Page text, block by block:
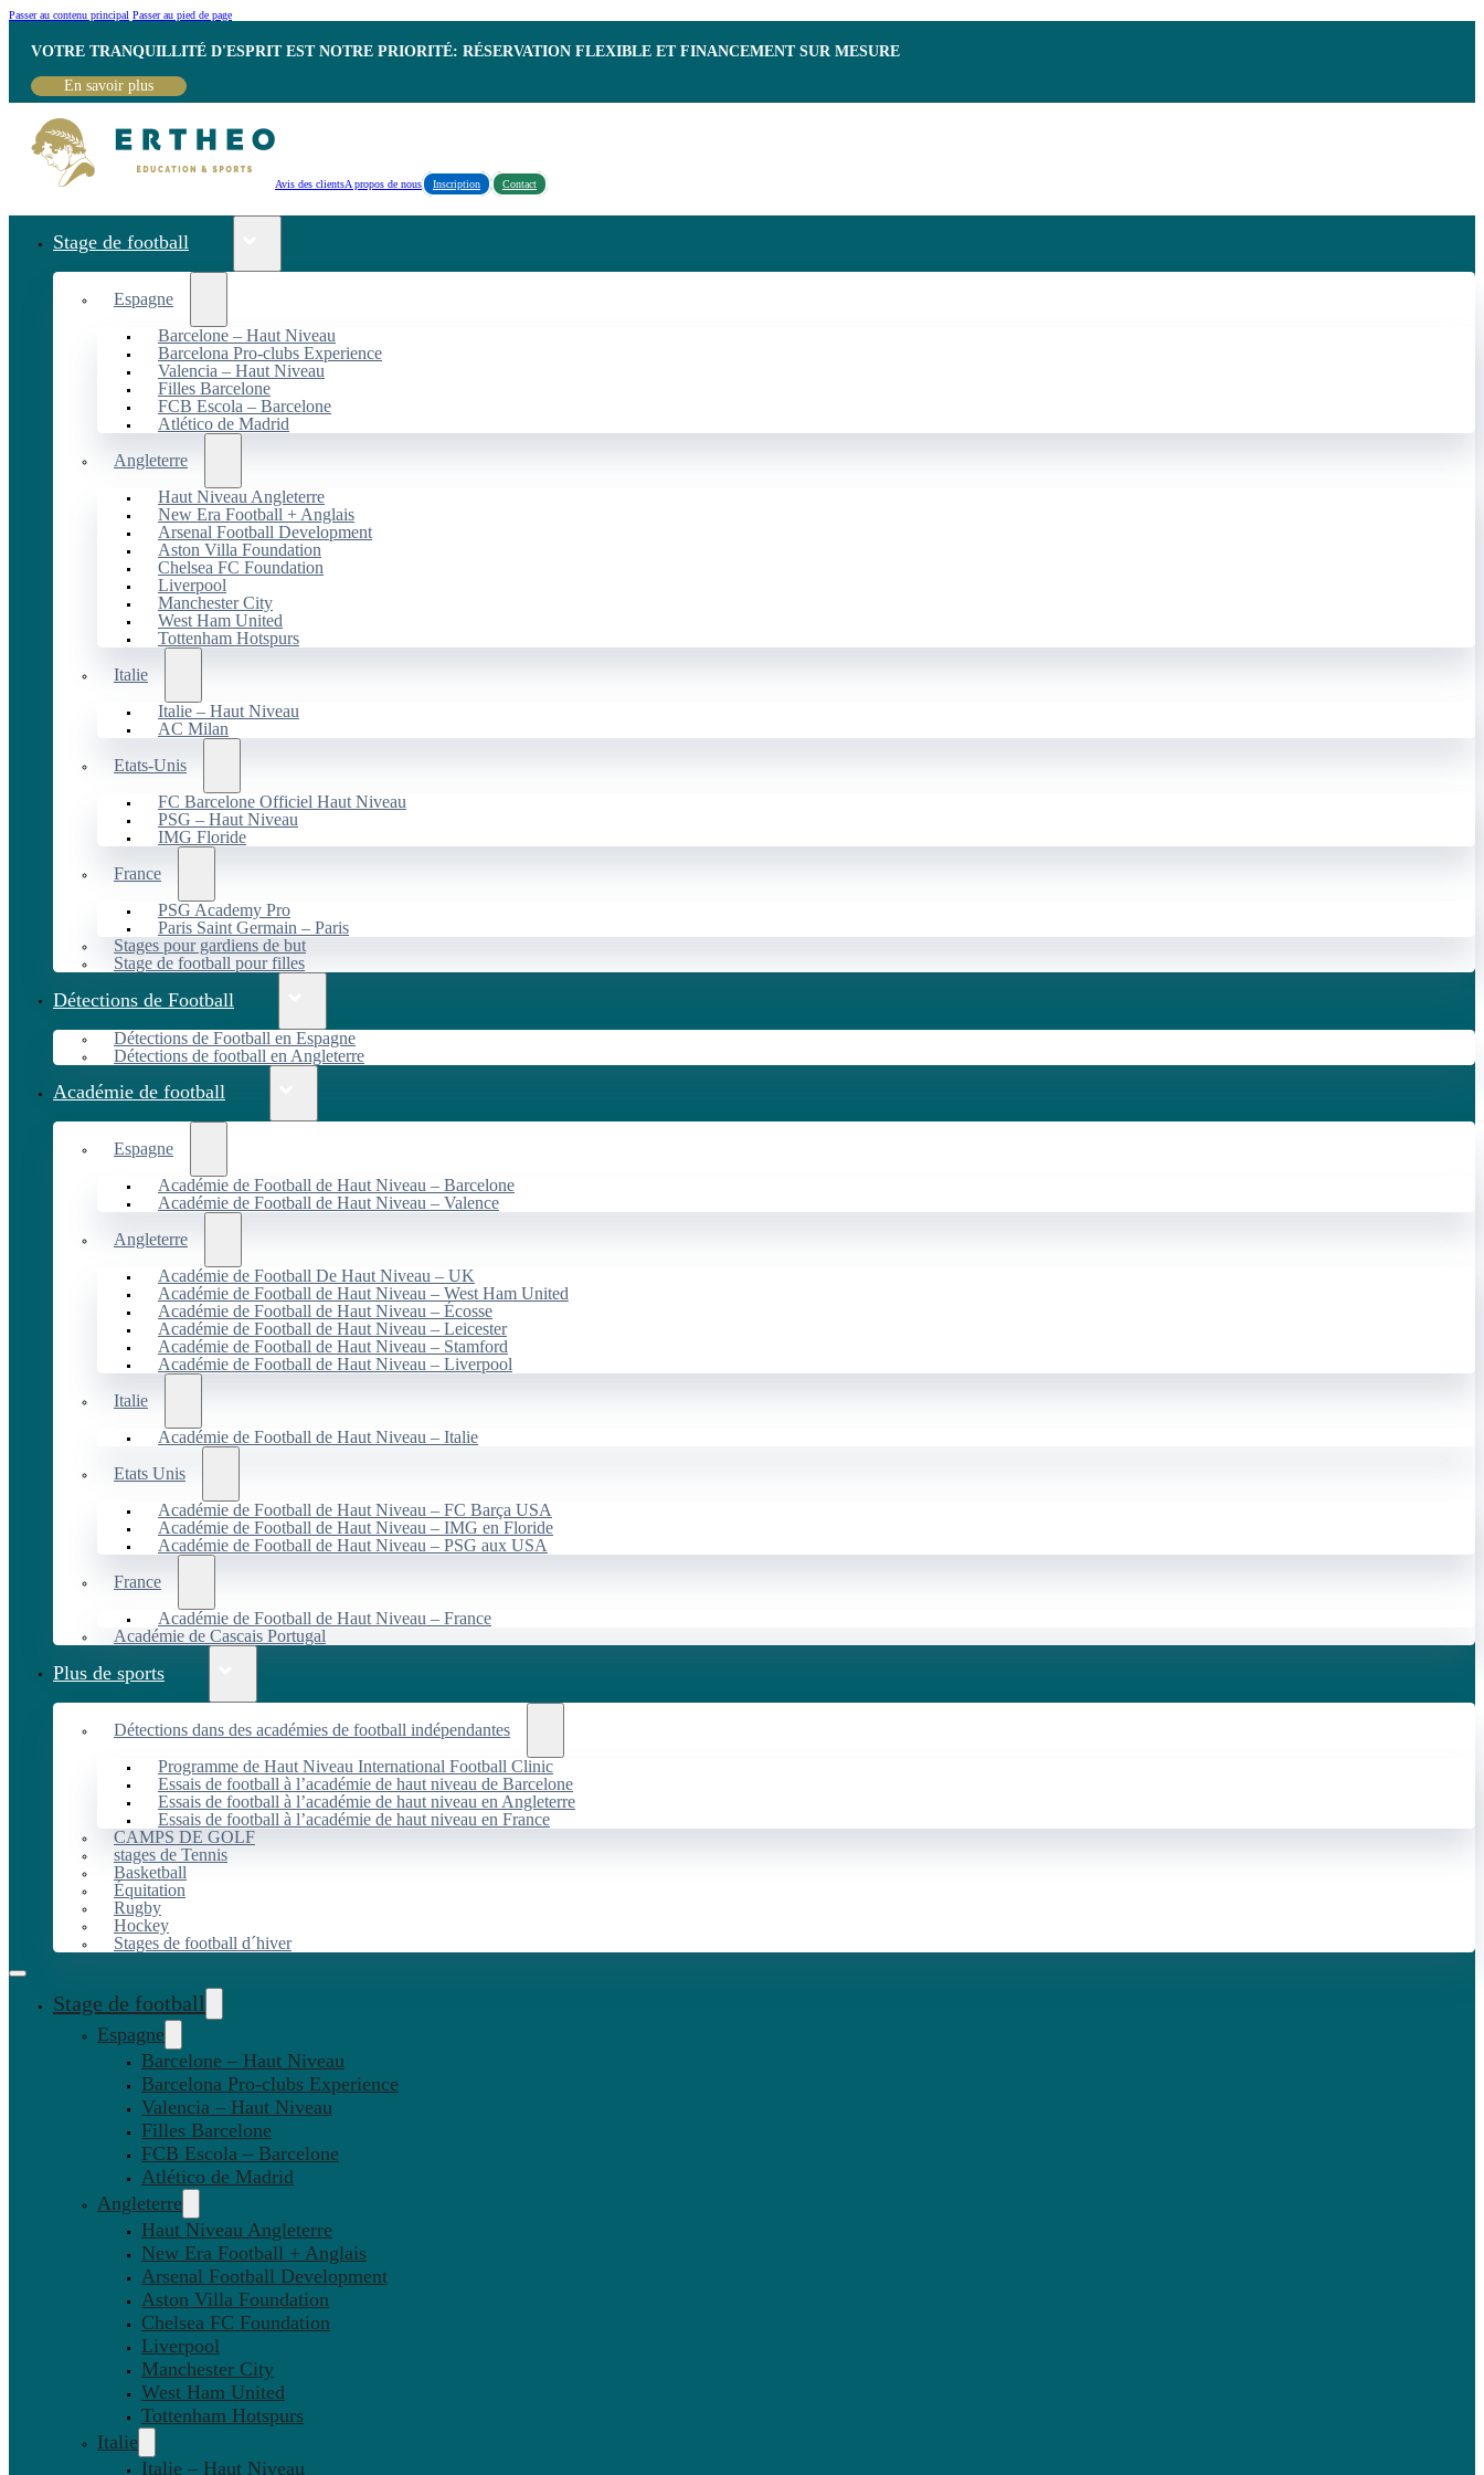
Passer au contenu principal Passer au pied de page
VOTRE TRANQUILLITÉ D'ESPRIT EST NOTRE PRIORITÉ: RÉSERVATION FLEXIBLE ET FINANCEMENT SUR MESURE
En savoir plus
Avis des clientsA propos de nous Inscription Contact
Stage de football
Espagne
Barcelone – Haut Niveau
Barcelona Pro-clubs Experience
Valencia – Haut Niveau
Filles Barcelone
FCB Escola – Barcelone
Atlético de Madrid
Angleterre
Haut Niveau Angleterre
New Era Football + Anglais
Arsenal Football Development
Aston Villa Foundation
Chelsea FC Foundation
Liverpool
Manchester City
West Ham United
Tottenham Hotspurs
Italie
Italie – Haut Niveau
AC Milan
Etats-Unis
FC Barcelone Officiel Haut Niveau
PSG – Haut Niveau
IMG Floride
France
PSG Academy Pro
Paris Saint Germain – Paris
Stages pour gardiens de but
Stage de football pour filles
Détections de Football
Détections de Football en Espagne
Détections de football en Angleterre
Académie de football
Espagne
Académie de Football de Haut Niveau – Barcelone
Académie de Football de Haut Niveau – Valence
Angleterre
Académie de Football De Haut Niveau – UK
Académie de Football de Haut Niveau – West Ham United
Académie de Football de Haut Niveau – Écosse
Académie de Football de Haut Niveau – Leicester
Académie de Football de Haut Niveau – Stamford
Académie de Football de Haut Niveau – Liverpool
Italie
Académie de Football de Haut Niveau – Italie
Etats Unis
Académie de Football de Haut Niveau – FC Barça USA
Académie de Football de Haut Niveau – IMG en Floride
Académie de Football de Haut Niveau – PSG aux USA
France
Académie de Football de Haut Niveau – France
Académie de Cascais Portugal
Plus de sports
Détections dans des académies de football indépendantes
Programme de Haut Niveau International Football Clinic
Essais de football à l’académie de haut niveau de Barcelone
Essais de football à l’académie de haut niveau en Angleterre
Essais de football à l’académie de haut niveau en France
CAMPS DE GOLF
stages de Tennis
Basketball
Équitation
Rugby
Hockey
Stages de football d´hiver
Stage de football
Espagne
Barcelone – Haut Niveau
Barcelona Pro-clubs Experience
Valencia – Haut Niveau
Filles Barcelone
FCB Escola – Barcelone
Atlético de Madrid
Angleterre
Haut Niveau Angleterre
New Era Football + Anglais
Arsenal Football Development
Aston Villa Foundation
Chelsea FC Foundation
Liverpool
Manchester City
West Ham United
Tottenham Hotspurs
Italie
Italie – Haut Niveau